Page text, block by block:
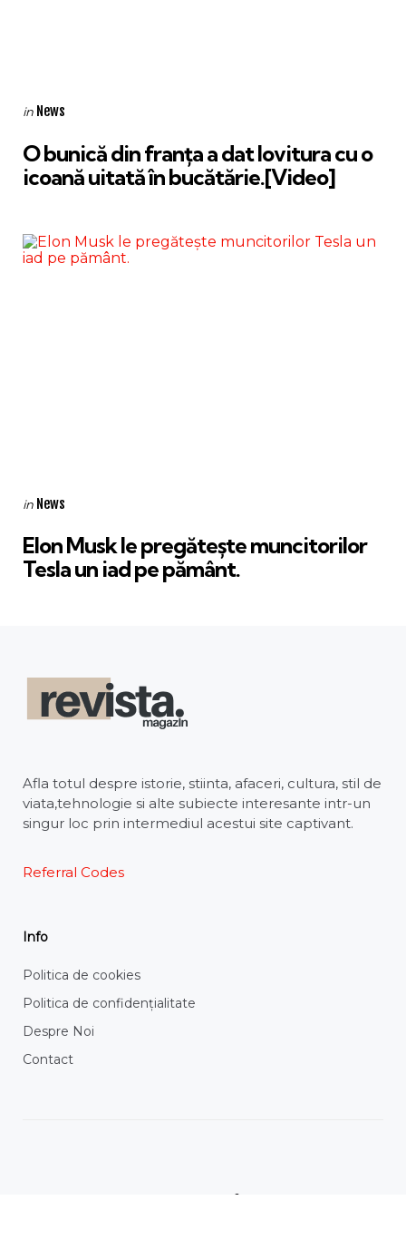
Categories
Posted
in News
O bunică din franța a dat lovitura cu o
icoană uitată în bucătărie.[Video]
Categories
Posted
in News
Elon Musk le pregătește muncitorilor
Tesla un iad pe pământ.
Afla totul despre istorie, stiinta, afaceri, cultura, stil de
viata,tehnologie si alte subiecte interesante intr-un
singur loc prin intermediul acestui site captivant.
Referral Codes
Info
Politica de cookies
Politica de confidențialitate
Despre Noi
Contact